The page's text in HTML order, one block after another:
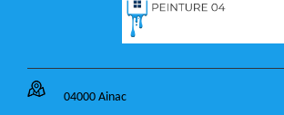
04000 Ainac